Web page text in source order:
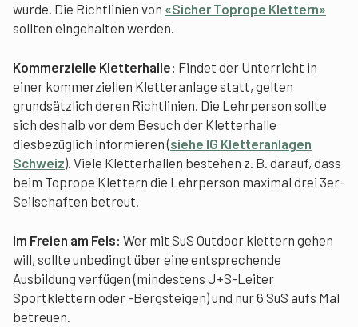
wurde. Die Richtlinien von «Sicher Toprope Klettern»
sollten eingehalten werden.
Kommerzielle Kletterhalle: Findet der Unterricht in
einer kommerziellen Kletteranlage statt, gelten
grundsätzlich deren Richtlinien. Die Lehrperson sollte
sich deshalb vor dem Besuch der Kletterhalle
diesbezüglich informieren (siehe IG Kletteranlagen
Schweiz). Viele Kletterhallen bestehen z. B. darauf, dass
beim Toprope Klettern die Lehrperson maximal drei 3er-
Seilschaften betreut.
Im Freien am Fels: Wer mit SuS Outdoor klettern gehen
will, sollte unbedingt über eine entsprechende
Ausbildung verfügen (mindestens J+S-Leiter
Sportklettern oder -Bergsteigen) und nur 6 SuS aufs Mal
betreuen.